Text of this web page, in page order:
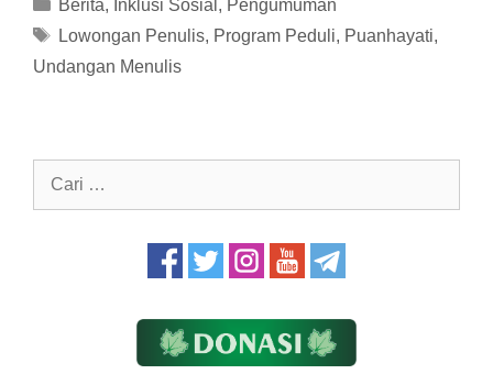
Berita, Inklusi Sosial , Pengumuman
Tag
Lowongan Penulis, Program Peduli, Puanhayati,
Undangan Menulis
Cari